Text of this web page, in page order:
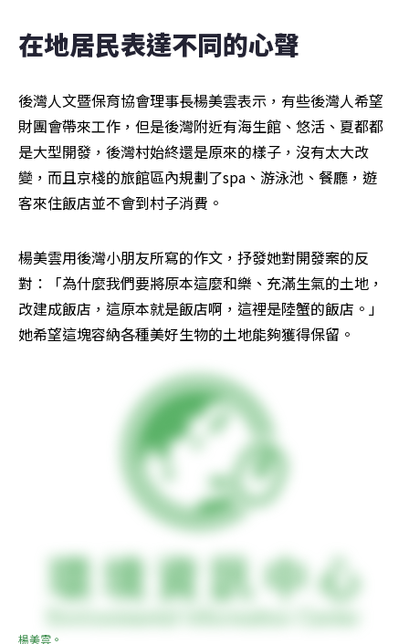
在地居民表達不同的心聲
後灣人文暨保育協會理事長楊美雲表示，有些後灣人希望
財團會帶來工作，但是後灣附近有海生館、悠活、夏都都
是大型開發，後灣村始終還是原來的樣子，沒有太大改
變，而且京棧的旅館區內規劃了spa、游泳池、餐廳，遊
客來住飯店並不會到村子消費。
楊美雲用後灣小朋友所寫的作文，抒發她對開發案的反
對：「為什麼我們要將原本這麼和樂、充滿生氣的土地，
改建成飯店，這原本就是飯店啊，這裡是陸蟹的飯店。」
她希望這塊容納各種美好生物的土地能夠獲得保留。
楊美雲。